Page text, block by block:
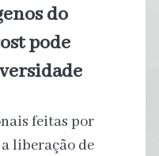
do
pode
feitas por
liberação de